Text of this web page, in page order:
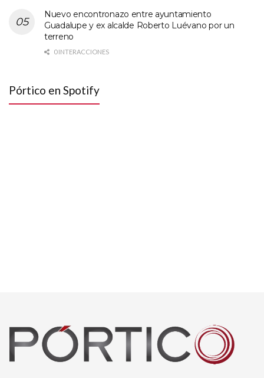
Nuevo encontronazo entre ayuntamiento
Guadalupe y ex alcalde Roberto Luévano por un
terreno
0 INTERACCIONES
Pórtico en Spotify